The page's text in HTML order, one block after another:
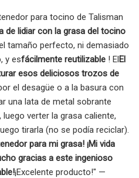
para tocino de Talisman
de lidiar con la grasa del tocino
tamaño perfecto, ni demasiado
y esfácilmente reutilizable ! ElEl
esos deliciosos trozos de
el desagüe o a la basura con
una lata de metal sobrante
verter la grasa caliente,
tirarla (no se podía reciclar).
para mi grasa! ¡Mi vida
gracias a este ingenioso
¡Excelente producto!" —